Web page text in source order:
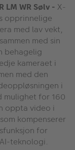
LM WR Sølv - X-
opprinnelige
med lav vekt,
med sin
behagelig
kameraet i
med den
i
mulighet for 160
oppta video i
kompenserer
for
teknologi.